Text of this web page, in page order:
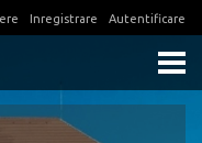
Inregistrare Autentificare